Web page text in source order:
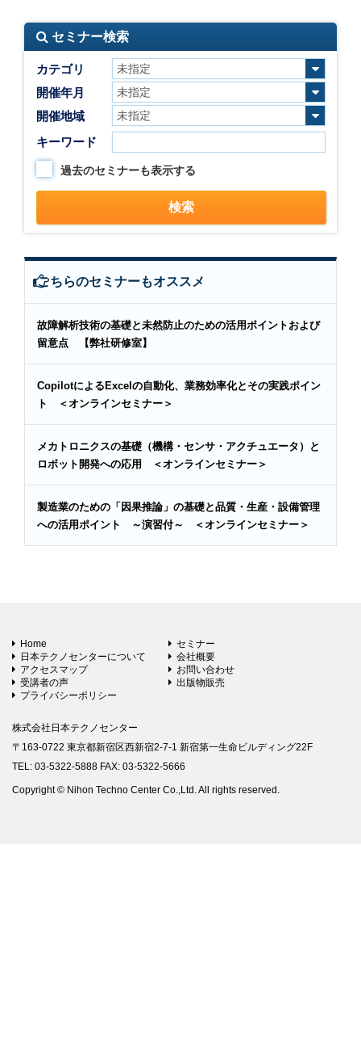
セミナー検索
カテゴリ
開催年月
開催地域
キーワード
過去のセミナーも表示する
こちらのセミナーもオススメ
故障解析技術の基礎と未然防止のための活用ポイントおよび
留意点 【弊社研修室】
CopilotによるExcelの自動化、業務効率化とその実践ポイン
ト ＜オンラインセミナー＞
メカトロニクスの基礎（機構・センサ・アクチュエータ）と
ロボット開発への応用 ＜オンラインセミナー＞
製造業のための「因果推論」の基礎と品質・生産・設備管理
への活用ポイント ～演習付～ ＜オンラインセミナー＞
Home
セミナー
日本テクノセンターについて
会社概要
アクセスマップ
お問い合わせ
受講者の声
出版物販売
プライバシーポリシー
株式会社日本テクノセンター
〒163-0722 東京都新宿区西新宿2-7-1 新宿第一生命ビルディング22F
TEL: 03-5322-5888 FAX: 03-5322-5666
Copyright © Nihon Techno Center Co.,Ltd. All rights reserved.